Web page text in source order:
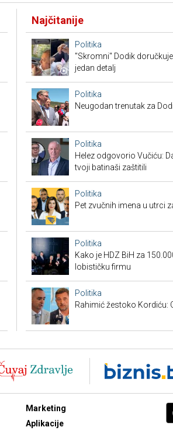
Najčitanije
Politika
"Skromni" Dodik
jedan detalj
Politika
Neugodan trenutak za
Politika
Helez odgovorio Vučiću:
tvoji batinaši zaštitili
Politika
Pet zvučnih imena u utrci
Politika
Kako je HDZ BiH za
lobističku firmu
Politika
Rahimić žestoko Kordiću:
Marketing
Aplikacije